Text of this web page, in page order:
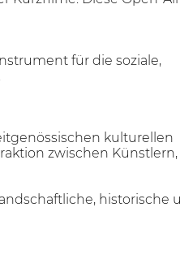
für die soziale,
kulturellen
zwischen Künstlern,
historische